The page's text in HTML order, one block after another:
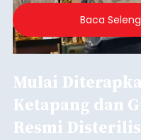
Baca
Mulai
Ketapang dan
Resmi